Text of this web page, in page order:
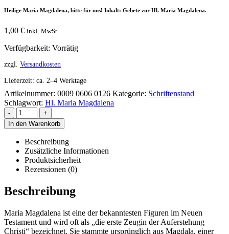
Heilige Maria Magdalena, bitte für uns! Inhalt: Gebete zur Hl. Maria Magdalena.
1,00 € inkl. MwSt
Verfügbarkeit: Vorrätig
zzgl. Versandkosten
Lieferzeit: ca. 2–4 Werktage
Artikelnummer: 0009 0606 0126 Kategorie: Schriftenstand
Schlagwort: Hl. Maria Magdalena
-
+
In den Warenkorb
Beschreibung
Zusätzliche Informationen
Produktsicherheit
Rezensionen (0)
Beschreibung
Maria Magdalena ist eine der bekanntesten Figuren im Neuen
Testament und wird oft als „die erste Zeugin der Auferstehung
Christi“ bezeichnet. Sie stammte ursprünglich aus Magdala, einer